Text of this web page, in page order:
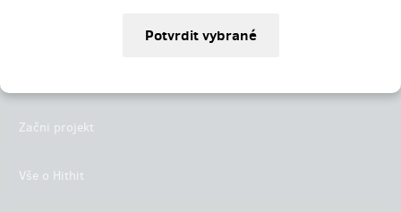
Začni projekt
Vše o Hithit